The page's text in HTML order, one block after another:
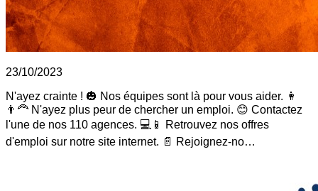
23/10/2023
N'ayez crainte ! 🎃 Nos équipes sont là pour vous aider. 👩
👨‍🦰 N'ayez plus peur de chercher un emploi. 😊 Contactez
l'une de nos 110 agences. 💻📱 Retrouvez nos offres
d'emploi sur notre site internet. 📄 Rejoignez-no…